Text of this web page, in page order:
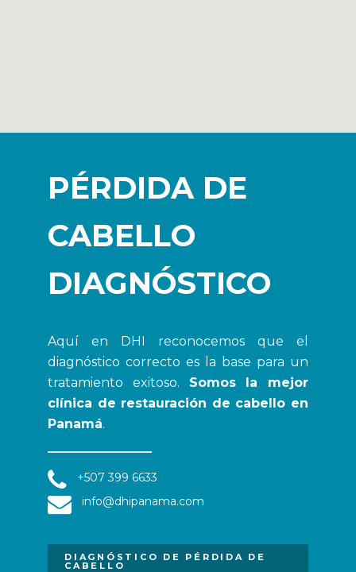
PÉRDIDA DE
CABELLO
DIAGNÓSTICO
Aquí en DHI reconocemos que el
diagnóstico correcto es la base para un
tratamiento exitoso. Somos la mejor
clínica de restauración de cabello en
Panamá.
+507 399 6633
info@dhipanama.com
DIAGNÓSTICO DE PÉRDIDA DE
CABELLO